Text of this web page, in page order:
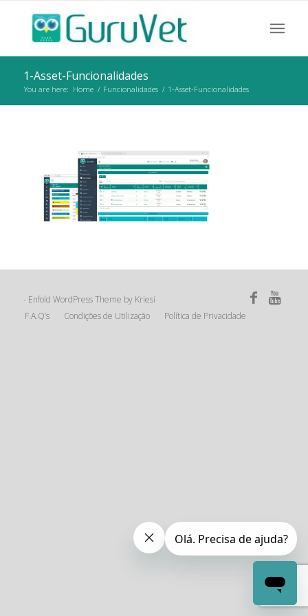
1-Asset-Funcionalidades
You are here: Home / Funcionalidades / 1-Asset-Funcionalidades
- Enfold WordPress Theme by Kriesi
F.A.Q’s
Condições de Utilização Política de Privacidade